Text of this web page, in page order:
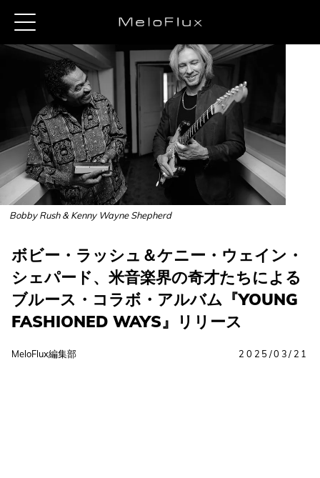
Bobby Rush & Kenny Wayne Shepherd
ボビー・ラッシュ＆ケニー・ウェイン・
シェパード、米音楽界の奇才たちによる
ブルース・コラボ・アルバム『YOUNG
FASHIONED WAYS』リリース
MeloFlux編集部 2025/03/21